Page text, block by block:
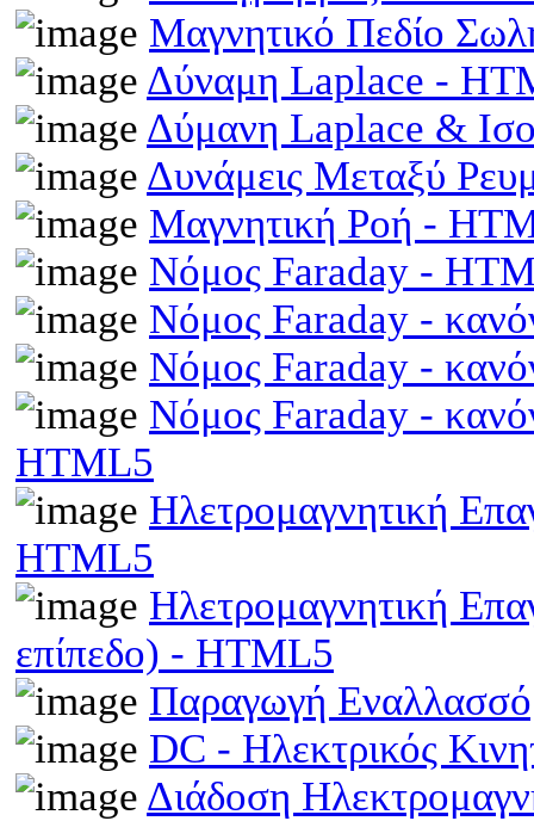
Μαγνητικό Πεδίο
Δύναμη Laplace -
Δύμανη Laplace &
Δυνάμεις Μεταξύ
Μαγνητική Ροή -
Νόμος Faraday -
Νόμος Faraday -
Νόμος Faraday -
Νόμος Faraday -
HTML5
Ηλετρομαγνητική
HTML5
Ηλετρομαγνητική
επίπεδο) - HTML5
Παραγωγή
DC - Ηλεκτρικός
Διάδοση